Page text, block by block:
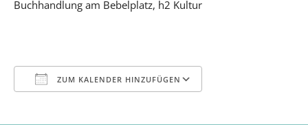
ZUM KALENDER HINZUFÜGEN